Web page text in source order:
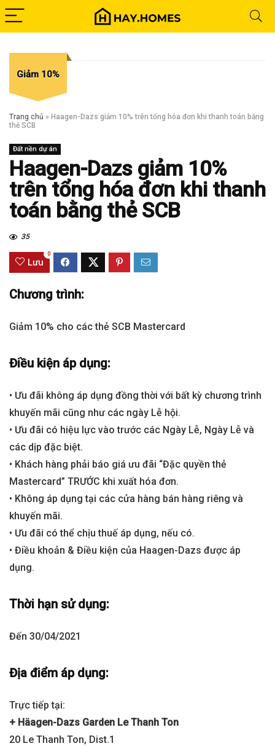
Giảm 10%
Trang chủ » Haagen-Dazs giảm 10% trên tổng hóa đơn khi thanh toán bằng
thẻ SCB
Đất nền dự án
Haagen-Dazs giảm 10%
trên tổng hóa đơn khi thanh
toán bằng thẻ SCB
35
Lưu
0
Chương trình:
Giảm 10% cho các thẻ SCB Mastercard
Điều kiện áp dụng:
• Ưu đãi không áp dụng đồng thời với bất kỳ chương trình
khuyến mãi cũng như các ngày Lễ hội.
• Ưu đãi có hiệu lực vào trước các Ngày Lễ, Ngày Lễ và
các dịp đặc biệt.
• Khách hàng phải báo giá ưu đãi “Đặc quyền thẻ
Mastercard” TRƯỚC khi xuất hóa đơn.
• Không áp dụng tại các cửa hàng bán hàng riêng và
khuyến mãi.
• Ưu đãi có thể chịu thuế áp dụng, nếu có.
• Điều khoản & Điều kiện của Haagen-Dazs được áp
dụng.
Thời hạn sử dụng:
Đến 30/04/2021
Địa điểm áp dụng:
Trực tiếp tại:
+ Häagen-Dazs Garden Le Thanh Ton
20 Le Thanh Ton, Dist.1